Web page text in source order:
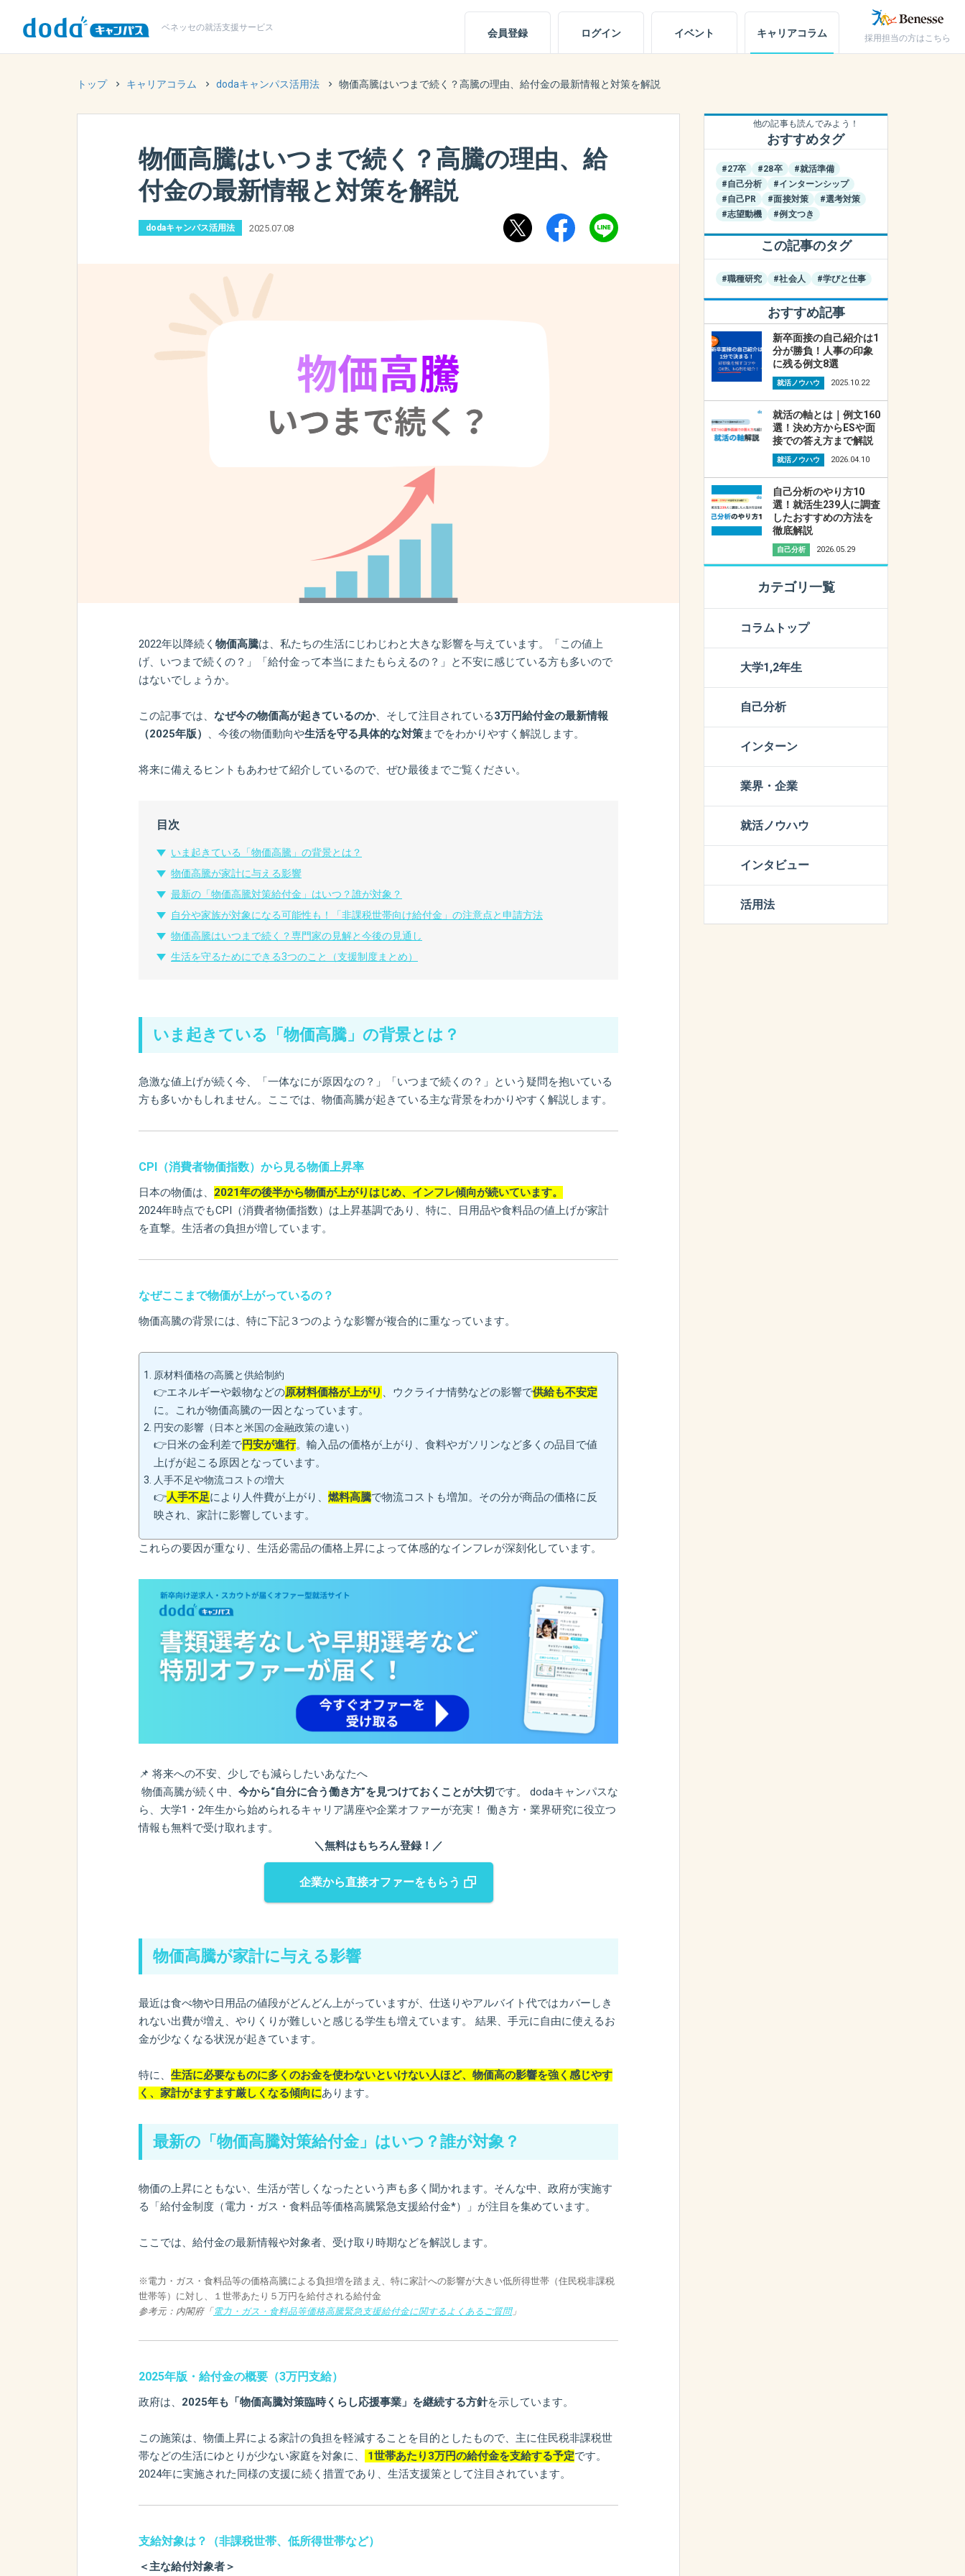
ベネッセの就活支援サービス
会員登録 ログイン イベント キャリアコラム 採用担当の方はこちら
お問い合わせ
トップ キャリアコラム dodaキャンパス活用法 物価高騰はいつまで続く？高騰の理由、給付金の最新情報と対策を解説
物価高騰はいつまで続く？高騰の理由、給
付金の最新情報と対策を解説
dodaキャンパス活用法 2025.07.08
2022年以降続く 物価高騰は、私たちの生活にじわじわと大きな影響を与えています。「この値上
げ、いつまで続くの？」「給付金って本当にまたもらえるの？」と不安に感じている方も多いので
はないでしょうか。
この記事では、 なぜ今の物価高が起きているのか、そして注目されている3万円給付金の最新情報
（2025年版）
、今後の物価動向や生活を守る具体的な対策までをわかりやすく解説します。
将来に備えるヒントもあわせて紹介しているので、ぜひ最後までご覧ください。
目次
いま起きている「物価高騰」の背景とは？
物価高騰が家計に与える影響
最新の「物価高騰対策給付金」はいつ？誰が対象？
自分や家族が対象になる可能性も！「非課税世帯向け給付金」の注意点と申請方法
物価高騰はいつまで続く？専門家の見解と今後の見通し
生活を守るためにできる3つのこと（支援制度まとめ）
いま起きている「物価高騰」の背景とは？
急激な値上げが続く今、「一体なにが原因なの？」「いつまで続くの？」という疑問を抱いている
方も多いかもしれません。ここでは、物価高騰が起きている主な背景をわかりやすく解説します。
CPI（消費者物価指数）から見る物価上昇率
日本の物価は、 2021年の後半から物価が上がりはじめ、インフレ傾向が続いています。
2024年時点でもCPI（消費者物価指数）は上昇基調であり、特に、日用品や食料品の値上げが家計
を直撃。生活者の負担が増しています。
なぜここまで物価が上がっているの？
物価高騰の背景には、特に下記３つのような影響が複合的に重なっています。
原材料価格の高騰と供給制約
👉エネルギーや穀物などの原材料価格が上がり 、ウクライナ情勢などの影響で供給も不安定
に。これが物価高騰の一因となっています。
円安の影響（日本と米国の金融政策の違い）
👉日米の金利差で円安が進行。輸入品の価格が上がり、食料やガソリンなど多くの品目で値
上げが起こる原因となっています。
人手不足や物流コストの増大
👉人手不足により人件費が上がり、 燃料高騰で物流コストも増加。その分が商品の価格に反
映され、家計に影響しています。
これらの要因が重なり、生活必需品の価格上昇によって体感的なインフレが深刻化しています。
📌 将来への不安、少しでも減らしたいあなたへ
物価高騰が続く中、 今から“自分に合う働き方”を見つけておくことが大切です。
dodaキャンパスな
ら、大学1・2年生から始められるキャリア講座や企業オファーが充実！ 働き方・業界研究に役立つ
情報も無料で受け取れます。
＼無料はもちろん登録！／
企業から直接オファーをもらう
物価高騰が家計に与える影響
最近は食べ物や日用品の値段がどんどん上がっていますが、仕送りやアルバイト代ではカバーしき
れない出費が増え、やりくりが難しいと感じる学生も増えています。 結果、手元に自由に使えるお
金が少なくなる状況が起きています。
特に、 生活に必要なものに多くのお金を使わないといけない人ほど、物価高の影響を強く感じやす
く、家計がますます厳しくなる傾向にあります。
最新の「物価高騰対策給付金」はいつ？誰が対象？
物価の上昇にともない、生活が苦しくなったという声も多く聞かれます。そんな中、政府が実施す
る「給付金制度（電力・ガス・食料品等価格高騰緊急支援給付金*）」が注目を集めています。
ここでは、給付金の最新情報や対象者、受け取り時期などを解説します。
※電力・ガス・食料品等の価格高騰による負担増を踏まえ、特に家計への影響が大きい低所得世帯（住民税非課税
世帯等）に対し、１世帯あたり５万円を給付される給付金
参考元：内閣府「電力・ガス・食料品等価格高騰緊急支援給付金に関するよくあるご質問」
2025年版・給付金の概要（3万円支給）
政府は、 2025年も「物価高騰対策臨時くらし応援事業」を継続する方針を示しています。
この施策は、物価上昇による家計の負担を軽減することを目的としたもので、主に住民税非課税世
帯などの生活にゆとりが少ない家庭を対象に、
1世帯あたり3万円の給付金を支給する予定です。
2024年に実施された同様の支援に続く措置であり、生活支援策として注目されています。
支給対象は？（非課税世帯、低所得世帯など）
＜主な給付対象者＞
他の記事も読んでみよう！
おすすめタグ
#27卒 #28卒
#就活準備
#自己分析
#インターンシップ
#自己PR
#面接対策
#選考対策
#志望動機
#例文つき
この記事のタグ
#職種研究 #社会人 #学びと仕事
おすすめ記事
新卒面接の自己紹介は1
分が勝負！人事の印象
に残る例文8選
就活ノウハウ 2025.10.22
就活の軸とは｜例文160
選！決め方からESや面
接での答え方まで解説
就活ノウハウ 2026.04.10
自己分析のやり方10
選！就活生239人に調査
したおすすめの方法を
徹底解説
自己分析 2026.05.29
カテゴリ一覧
コラムトップ
大学1,2年生
自己分析
インターン
業界・企業
就活ノウハウ
インタビュー
活用法